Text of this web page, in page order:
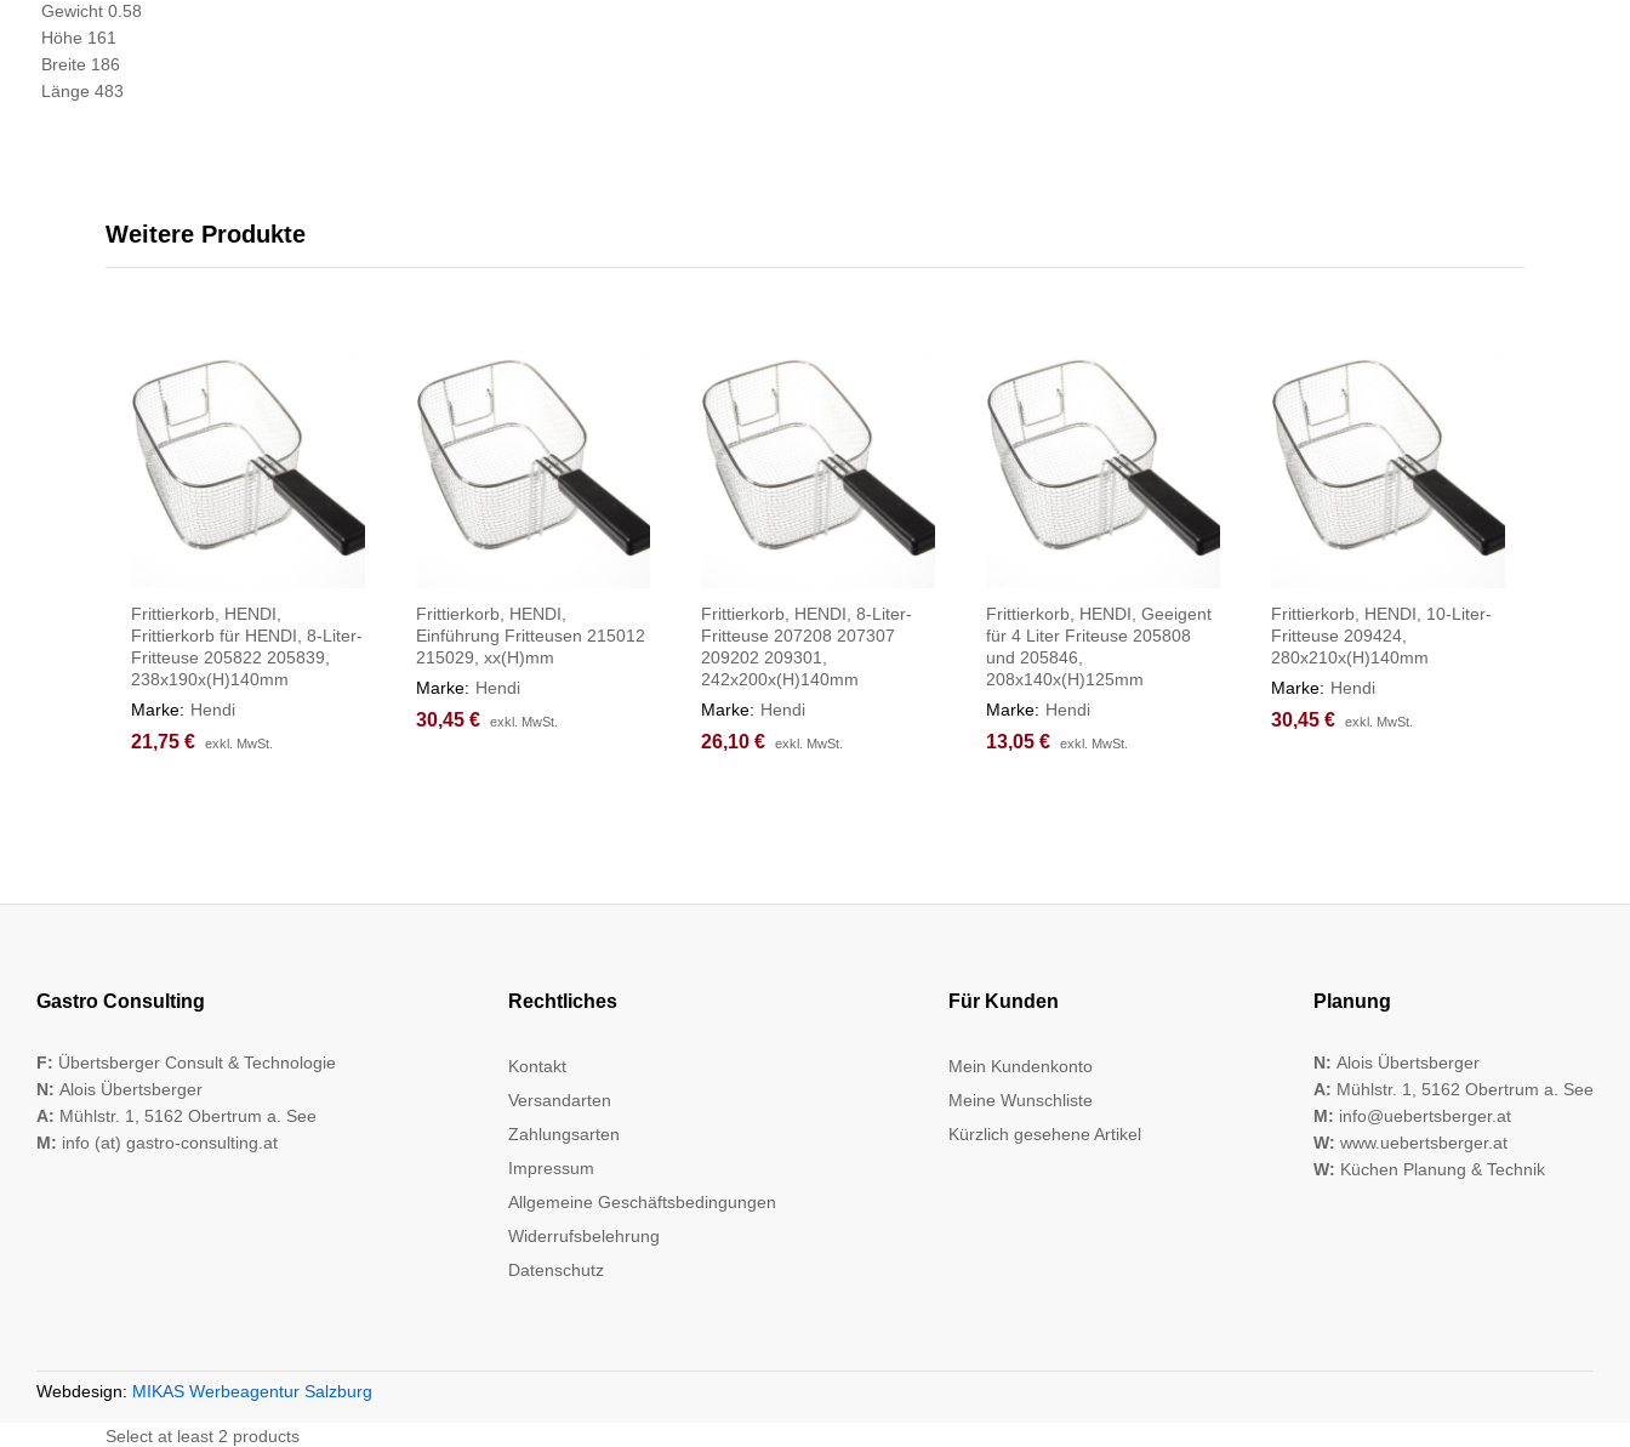
Gewicht 0.58
Höhe 161
Breite 186
Länge 483
Weitere Produkte
Frittierkorb, HENDI,
Frittierkorb für HENDI, 8-Liter-
Fritteuse 205822 205839,
238x190x(H)140mm
Marke: Hendi
21,75 € exkl. MwSt.
21,75 € exkl. MwSt.
Frittierkorb, HENDI,
Einführung Fritteusen 215012
215029, xx(H)mm
Marke: Hendi
30,45 € exkl. MwSt.
30,45 € exkl. MwSt.
Frittierkorb, HENDI, 8-Liter-
Fritteuse 207208 207307
209202 209301,
242x200x(H)140mm
Marke: Hendi
26,10 € exkl. MwSt.
26,10 € exkl. MwSt.
Frittierkorb, HENDI, Geeigent
für 4 Liter Friteuse 205808
und 205846,
208x140x(H)125mm
Marke: Hendi
13,05 € exkl. MwSt.
13,05 € exkl. MwSt.
Frittierkorb, HENDI, 10-Liter-
Fritteuse 209424,
280x210x(H)140mm
Marke: Hendi
30,45 € exkl. MwSt.
30,45 € exkl. MwSt.
Gastro Consulting
F: Übertsberger Consult & Technologie
N: Alois Übertsberger
A: Mühlstr. 1, 5162 Obertrum a. See
M: info (at) gastro-consulting.at
Rechtliches
Kontakt
Versandarten
Zahlungsarten
Impressum
Allgemeine Geschäftsbedingungen
Widerrufsbelehrung
Datenschutz
Für Kunden
Mein Kundenkonto
Meine Wunschliste
Kürzlich gesehene Artikel
Planung
N: Alois Übertsberger
A: Mühlstr. 1, 5162 Obertrum a. See
M: info@uebertsberger.at
W: www.uebertsberger.at
W: Küchen Planung & Technik
Webdesign: MIKAS Werbeagentur Salzburg
Select at least 2 products